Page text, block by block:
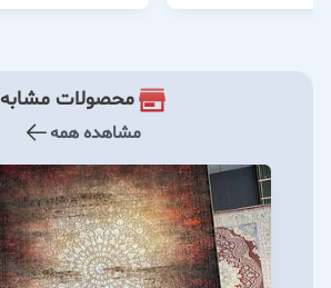
محصولات مشابه
مشاهده همه